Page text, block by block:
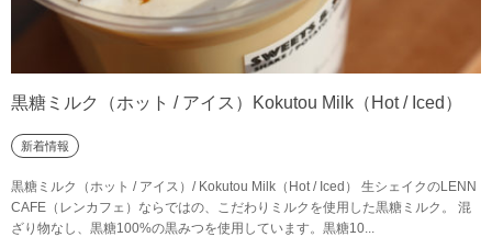
黒糖ミルク（ホット / アイス）Kokutou Milk（Hot / Iced）
新着情報
黒糖ミルク（ホット / アイス）/ Kokutou Milk（Hot / Iced） 生シェイクのLENN
CAFE（レンカフェ）ならではの、こだわりミルクを使用した黒糖ミルク。 混
ざり物なし、黒糖100%の黒みつを使用しています。黒糖10...